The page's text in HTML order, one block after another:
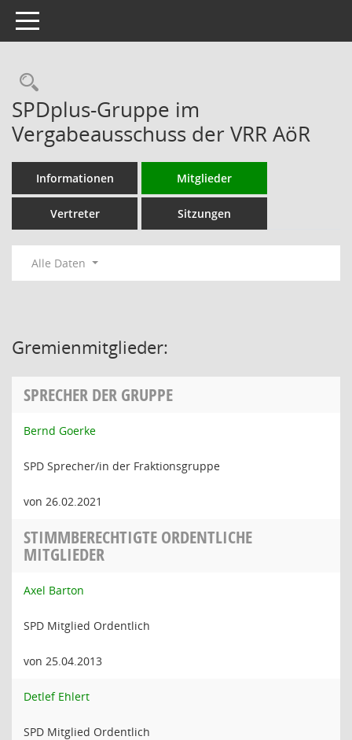
Toggle navigation
Rechercheauswahl
SPDplus-Gruppe im
Vergabeausschuss der VRR AöR
Informationen Mitglieder
Vertreter Sitzungen
Alle Daten
Gremienmitglieder:
SPRECHER DER GRUPPE
Bernd Goerke
SPD Sprecher/in der Fraktionsgruppe
von 26.02.2021
STIMMBERECHTIGTE ORDENTLICHE
MITGLIEDER
Axel Barton
SPD Mitglied Ordentlich
von 25.04.2013
Detlef Ehlert
SPD Mitglied Ordentlich